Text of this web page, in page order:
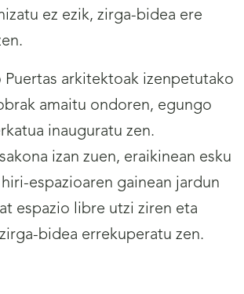
ez ezik, zirga-bidea ere
Puertas arkitektoak izenpetutako
amaitu ondoren, egungo
inauguratu zen.
izan zuen, eraikinean esku
espazioaren gainean jardun
espazio libre utzi ziren eta
bidea errekuperatu zen.